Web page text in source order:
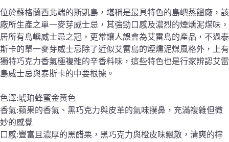
位於蘇格蘭西北端的斯凱島，堪稱是最具特色的島嶼蒸餾廠，該
廠所生產之單一麥芽威士忌，其強勁口感及濃烈的煙燻泥煤味，
居所有島嶼威士忌之冠，更常讓人誤會為艾雷島的產品，不過泰
斯卡的單一麥芽威士忌除了近似艾雷島的煙燻泥煤風格外，上有
獨特巧克力香氣極複雜的辛香料味，這些特色也是行家辨認艾雷
島威士忌與泰斯卡的中要根據。
色澤:琥珀蜂蜜金黃色
香氣:蘋果的香氣、黑巧克力與皮革的氣味撲鼻，充滿複雜但微
妙的感覺
口感:豐富且濃厚的黑醋栗，黑巧克力與橙皮味飄散，清爽的檸